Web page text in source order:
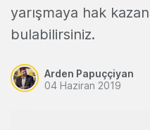
yarışmaya hak
bulabilirsiniz.
Arden Papuççiyan
04 Haziran 2019